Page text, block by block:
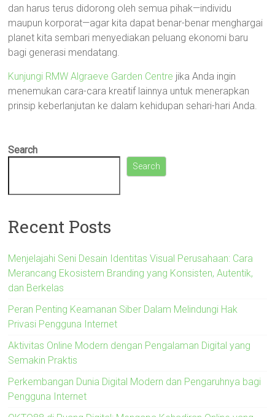
dan harus terus didorong oleh semua pihak—individu
maupun korporat—agar kita dapat benar-benar menghargai
planet kita sembari menyediakan peluang ekonomi baru
bagi generasi mendatang.
Kunjungi RMW Algraeve Garden Centre jika Anda ingin
menemukan cara-cara kreatif lainnya untuk menerapkan
prinsip keberlanjutan ke dalam kehidupan sehari-hari Anda.
Search
Search
Recent Posts
Menjelajahi Seni Desain Identitas Visual Perusahaan: Cara
Merancang Ekosistem Branding yang Konsisten, Autentik,
dan Berkelas
Peran Penting Keamanan Siber Dalam Melindungi Hak
Privasi Pengguna Internet
Aktivitas Online Modern dengan Pengalaman Digital yang
Semakin Praktis
Perkembangan Dunia Digital Modern dan Pengaruhnya bagi
Pengguna Internet